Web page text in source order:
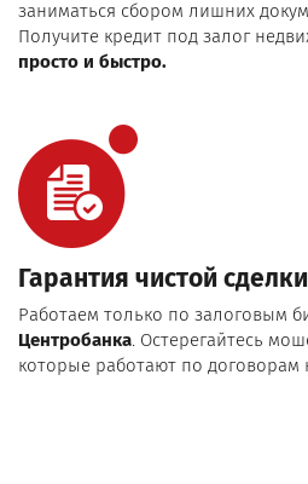
заниматься сбором лишних
Получите кредит под залог
просто и быстро.
Гарантия чистой
Работаем только по залоговым
Центробанка. Остерегайтесь
которые работают по